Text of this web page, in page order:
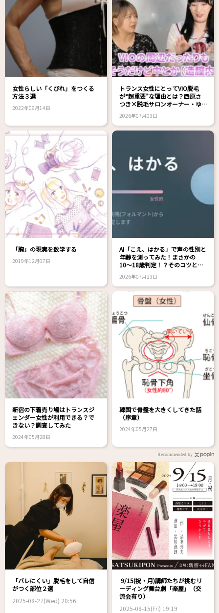
女性らしい「くびれ」をつくる
方法３選
2022年09月14日
トランス女性にとってVIO脱毛
が“超重要”な理由とは？西原さ
つき×脱毛サロンオーナー・ゆ
きえさん対談！
2026年07月03日
「胸」の現実を数学する
2019年12月07日
AI「こえ、はかる」で声の性別と
年齢を測ってみた！まさかの
10〜18歳判定！？そのコツと
2026年07月23日
新宿の下着売り場はトランスジ
ェンダー女性が利用できる？で
きない？調査してみた
2024年05月28日
韓国で骨盤を大きくしてきた話
（序章）
2024年05月27日
Recommended by
「バレにくい」脱毛をして自信
がつく部位２選
2025-08-27(Wed) 20:56
9/15(祝・月)講師たちが挑むリ
ーディング舞台劇「楽屋」（交
流会有り）
2025-08-15(Fri) 19:19